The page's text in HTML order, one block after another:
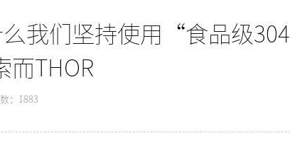
么我们坚持使用“食品级304
THOR
：1883